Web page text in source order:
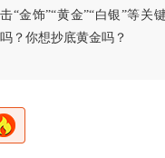
击“金饰”“黄金”“白银”等
吗？你想抄底黄金吗？